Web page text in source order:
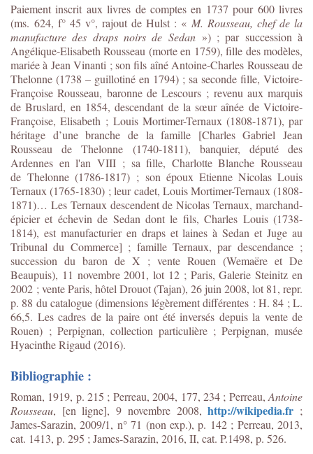
Paiement inscrit aux livres de comptes en 1737 pour 600 livres
(ms. 624, f° 45 v°, rajout de Hulst : « M. Rousseau, chef de la
manufacture des draps noirs de Sedan») ; par succession à
Angélique-Elisabeth Rousseau (morte en 1759), fille des modèles,
mariée à Jean Vinanti ; son fils aîné Antoine-Charles Rousseau de
Thelonne (1738 – guillotiné en 1794) ; sa seconde fille, Victoire-
Françoise Rousseau, baronne de Lescours ; revenu aux marquis
de Bruslard, en 1854, descendant de la sœur aînée de Victoire-
Françoise, Elisabeth ; Louis Mortimer-Ternaux (1808-1871), par
héritage d’une branche de la famille [Charles Gabriel Jean
Rousseau de Thelonne (1740-1811), banquier, député des
Ardennes en l'an VIII ; sa fille, Charlotte Blanche Rousseau
de Thelonne (1786-1817) ; son époux Etienne Nicolas Louis
Ternaux (1765-1830) ; leur cadet, Louis Mortimer-Ternaux (1808-
1871)… Les Ternaux descendent de Nicolas Ternaux, marchand-
épicier et échevin de Sedan dont le fils, Charles Louis (1738-
1814), est manufacturier en draps et laines à Sedan et Juge au
Tribunal du Commerce] ; famille Ternaux, par descendance ;
succession du baron de X ; vente Rouen (Wemaëre et De
Beaupuis), 11 novembre 2001, lot 12 ; Paris, Galerie Steinitz en
2002 ; vente Paris, hôtel Drouot (Tajan), 26 juin 2008, lot 81, repr.
p. 88 du catalogue (dimensions légèrement différentes : H. 84 ; L.
66,5. Les cadres de la paire ont été inversés depuis la vente de
Rouen) ; Perpignan, collection particulière ; Perpignan, musée
Hyacinthe Rigaud (2016).
Bibliographie :
Roman, 1919, p. 215 ; Perreau, 2004, 177, 234 ; Perreau, Antoine
Rousseau, [en ligne], 9 novembre 2008,http://wikipedia.fr ;
James-Sarazin, 2009/1, n° 71 (non exp.), p. 142 ; Perreau, 2013,
cat. 1413, p. 295 ; James-Sarazin, 2016, II, cat. P.1498, p. 526.